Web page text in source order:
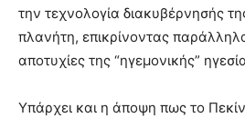
την τεχνολογία διακυβέρνησής
πλανήτη, επικρίνοντας
αποτυχίες της “ηγεμονικής”
Υπάρχει και η άποψη πως το